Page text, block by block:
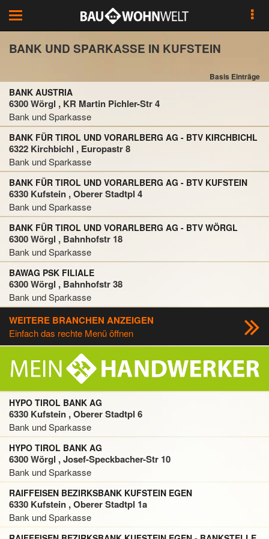
Toggle
navigation
BANK UND SPARKASSE IN KUFSTEIN
Basis Einträge
BANK AUSTRIA
6300 Wörgl , KR Martin Pichler-Str 4
Bank und Sparkasse
BANK FÜR TIROL UND VORARLBERG AG - BTV KIRCHBICHL
6322 Kirchbichl , Europastr 8
Bank und Sparkasse
BANK FÜR TIROL UND VORARLBERG AG - BTV KUFSTEIN
6330 Kufstein , Oberer Stadtpl 4
Bank und Sparkasse
BANK FÜR TIROL UND VORARLBERG AG - BTV WÖRGL
6300 Wörgl , Bahnhofstr 18
Bank und Sparkasse
BAWAG PSK FILIALE
6300 Wörgl , Bahnhofstr 38
Bank und Sparkasse
WEITERE BRANCHEN ANZEIGEN
Einfach das rechte Menü öffnen
HYPO TIROL BANK AG
6330 Kufstein , Oberer Stadtpl 6
Bank und Sparkasse
HYPO TIROL BANK AG
6300 Wörgl , Josef-Speckbacher-Str 10
Bank und Sparkasse
RAIFFEISEN BEZIRKSBANK KUFSTEIN EGEN
6330 Kufstein , Oberer Stadtpl 1a
Bank und Sparkasse